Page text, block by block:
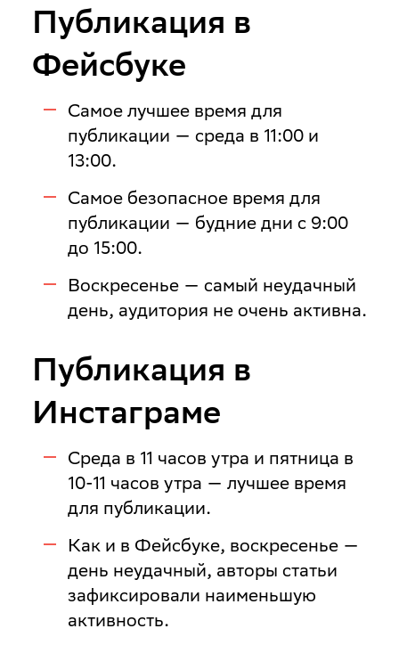
Публикация в
Фейсбуке
Самое лучшее время для
публикации — среда в 11:00 и
13:00.
Самое безопасное время для
публикации — будние дни с 9:00
до 15:00.
Воскресенье — самый неудачный
день, аудитория не очень активна.
Публикация в
Инстаграме
Среда в 11 часов утра и пятница в
10-11 часов утра — лучшее время
для публикации.
Как и в Фейсбуке, воскресенье —
день неудачный, авторы статьи
зафиксировали наименьшую
активность.